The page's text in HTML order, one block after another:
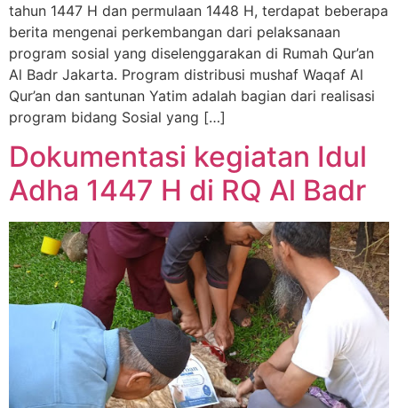
tahun 1447 H dan permulaan 1448 H, terdapat beberapa
berita mengenai perkembangan dari pelaksanaan
program sosial yang diselenggarakan di Rumah Qur’an
Al Badr Jakarta. Program distribusi mushaf Waqaf Al
Qur’an dan santunan Yatim adalah bagian dari realisasi
program bidang Sosial yang […]
Dokumentasi kegiatan Idul
Adha 1447 H di RQ Al Badr